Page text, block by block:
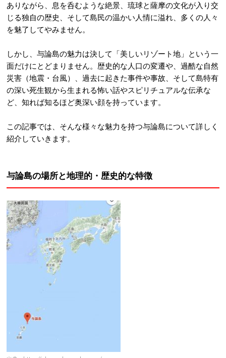
ありながら、息を呑むような絶景、琉球と薩摩の文化が入り交
じる独自の歴史、そして島民の温かい人情に溢れ、多くの人々
を魅了してやみません。
しかし、与論島の魅力は決して「美しいリゾート地」という一
面だけにとどまりません。歴史的な人口の変遷や、過酷な自然
災害（地震・台風）、過去に起きた事件や事故、そして島特有
の深い死生観から生まれる怖い話やスピリチュアルな伝承な
ど、知れば知るほど奥深い顔を持っています。
この記事では、そんな様々な魅力を持つ与論島について詳しく
紹介していきます。
与論島の場所と地理的・歴史的な特徴